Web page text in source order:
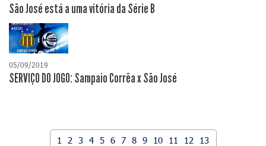
São José está a uma vitória da Série B
05/09/2019
SERVIÇO DO JOGO: Sampaio Corrêa x São José
1 2 3 4 5 6 7 8 9 10 11 12
13